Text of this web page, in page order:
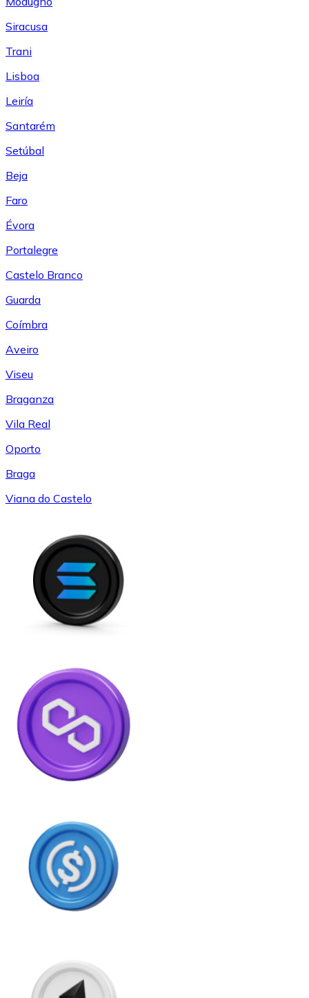
Siracusa
Trani
Lisboa
Leiría
Santarém
Setúbal
Beja
Faro
Évora
Portalegre
Castelo Branco
Guarda
Coímbra
Aveiro
Viseu
Braganza
Vila Real
Oporto
Braga
Viana do Castelo